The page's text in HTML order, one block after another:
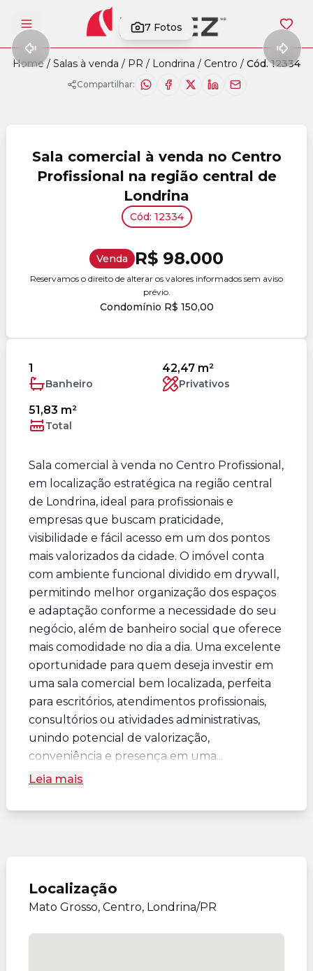
Abrir menu 7 Fotos
Home / Salas à venda / PR / Londrina / Centro / Cód. 12334
Compartilhar:
Sala comercial à venda no Centro
Profissional na região central de
Londrina
Cód: 12334
Venda R$ 98.000
Reservamos o direito de alterar os valores informados sem aviso
prévio.
Condomínio R$ 150,00
1
Banheiro
42,47 m²
Privativos
51,83 m²
Total
Sala comercial à venda no Centro Profissional,
em localização estratégica na região central
de Londrina, ideal para profissionais e
empresas que buscam praticidade,
visibilidade e fácil acesso em um dos pontos
mais valorizados da cidade. O imóvel conta
com ambiente funcional dividido em drywall,
permitindo melhor organização dos espaços
e adaptação conforme a necessidade do seu
negócio, além de banheiro social que oferece
mais comodidade no dia a dia. Uma excelente
oportunidade para quem deseja investir em
uma sala comercial bem localizada, perfeita
para escritórios, atendimentos profissionais,
consultórios ou atividades administrativas,
unindo potencial de valorização,
conveniência e presença em uma...
Leia mais
Localização
Mato Grosso, Centro, Londrina/PR